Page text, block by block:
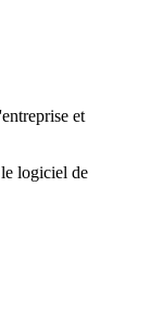
et
logiciel de